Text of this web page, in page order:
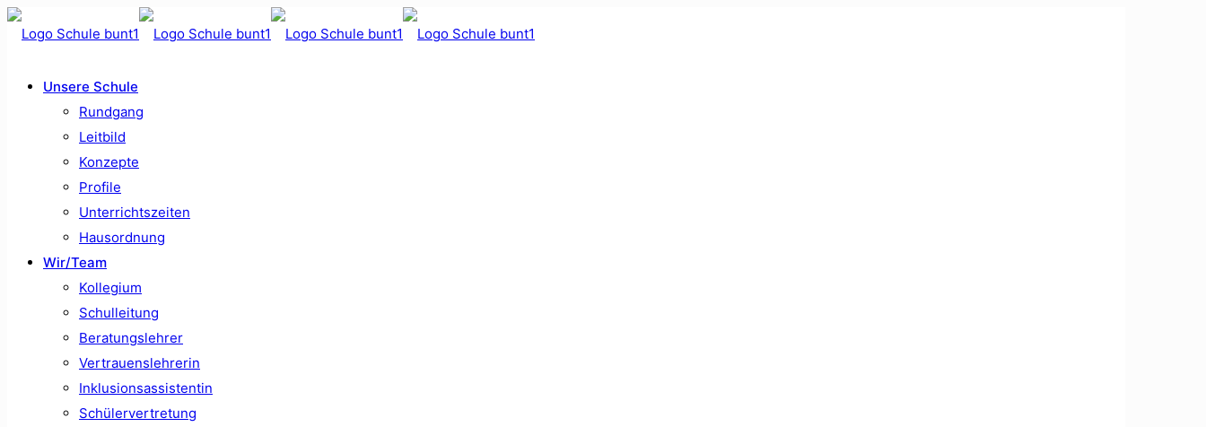
Unsere Schule
Rundgang
Leitbild
Konzepte
Profile
Unterrichtszeiten
Hausordnung
Wir/Team
Kollegium
Schulleitung
Beratungslehrer
Vertrauenslehrerin
Inklusionsassistentin
Schülervertretung